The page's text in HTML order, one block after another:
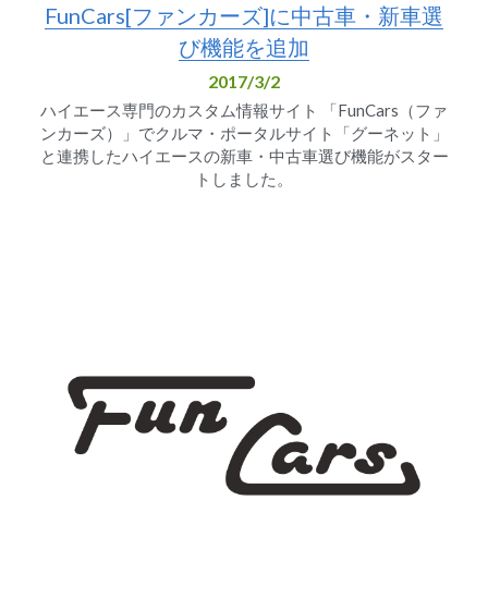
FunCars[ファンカーズ]に中古車・新車選
び機能を追加
2017/3/2
ハイエース専門のカスタム情報サイト 「FunCars（ファ
ンカーズ）」でクルマ・ポータルサイト「グーネット」
と連携したハイエースの新車・中古車選び機能がスター
トしました。